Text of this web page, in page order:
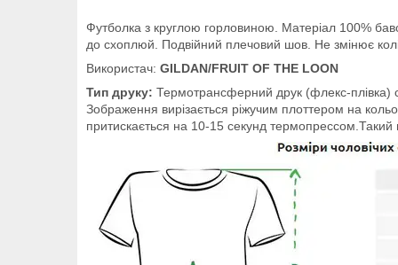
Футболка з круглою горловиною. Матеріал 100%
до схоплюй. Подвійний плечовий шов. Не змінює
Використач: GILDAN/FRUIT OF THE LOON
Тип друку: Термотрансферний друк (флекс-плівка)
Зображення вирізається ріжучим плоттером на
притискається на 10-15 секунд